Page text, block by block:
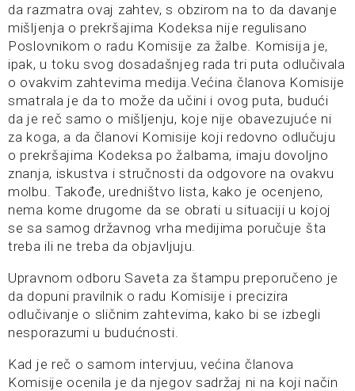
da razmatra ovaj zahtev, s obzirom na to da davanje
mišljenja o prekršajima Kodeksa nije regulisano
Poslovnikom o radu Komisije za žalbe. Komisija je,
ipak, u toku svog dosadašnjeg rada tri puta odlučivala
o ovakvim zahtevima medija.Većina članova Komisije
smatrala je da to može da učini i ovog puta, budući
da je reč samo o mišljenju, koje nije obavezujuće ni
za koga, a da članovi Komisije koji redovno odlučuju
o prekršajima Kodeksa po žalbama, imaju dovoljno
znanja, iskustva i stručnosti da odgovore na ovakvu
molbu. Takođe, uredništvo lista, kako je ocenjeno,
nema kome drugome da se obrati u situaciji u kojoj
se sa samog državnog vrha medijima poručuje šta
treba ili ne treba da objavljuju.
Upravnom odboru Saveta za štampu preporučeno je
da dopuni pravilnik o radu Komisije i precizira
odlučivanje o sličnim zahtevima, kako bi se izbegli
nesporazumi u budućnosti.
Kad je reč o samom intervjuu, većina članova
Komisije ocenila je da njegov sadržaj ni na koji način